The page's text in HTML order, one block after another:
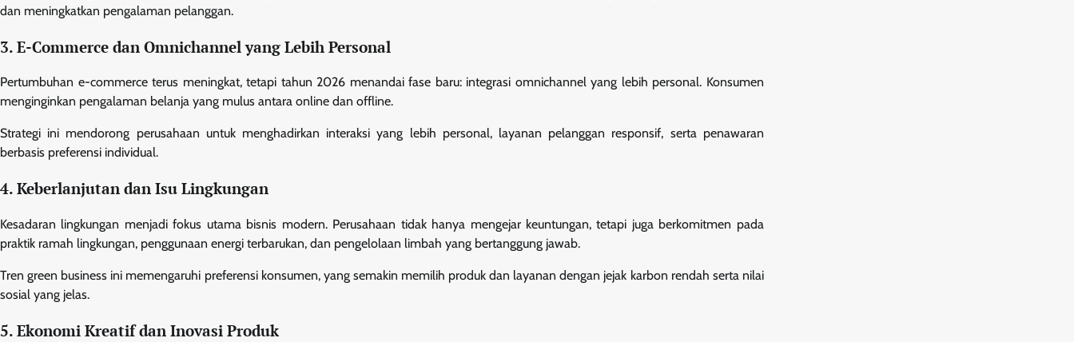
dan meningkatkan pengalaman pelanggan.
3. E-Commerce dan Omnichannel yang Lebih Personal
Pertumbuhan e-commerce terus meningkat, tetapi tahun 2026 menandai fase baru: integrasi omnichannel yang lebih personal. Konsumen
menginginkan pengalaman belanja yang mulus antara online dan offline.
Strategi ini mendorong perusahaan untuk menghadirkan interaksi yang lebih personal, layanan pelanggan responsif, serta penawaran
berbasis preferensi individual.
4. Keberlanjutan dan Isu Lingkungan
Kesadaran lingkungan menjadi fokus utama bisnis modern. Perusahaan tidak hanya mengejar keuntungan, tetapi juga berkomitmen pada
praktik ramah lingkungan, penggunaan energi terbarukan, dan pengelolaan limbah yang bertanggung jawab.
Tren green business ini memengaruhi preferensi konsumen, yang semakin memilih produk dan layanan dengan jejak karbon rendah serta nilai
sosial yang jelas.
5. Ekonomi Kreatif dan Inovasi Produk